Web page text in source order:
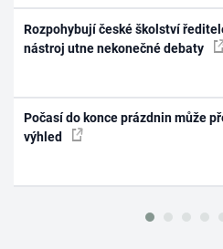
Rozpohybují české školství
nástroj utne nekonečné debaty
Počasí do konce prázdnin může
výhled